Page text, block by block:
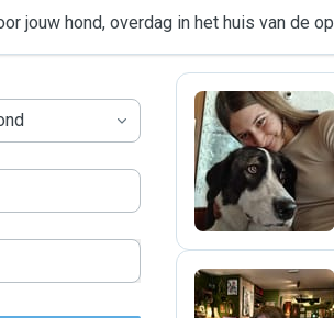
jouw hond, overdag in het huis van de
J